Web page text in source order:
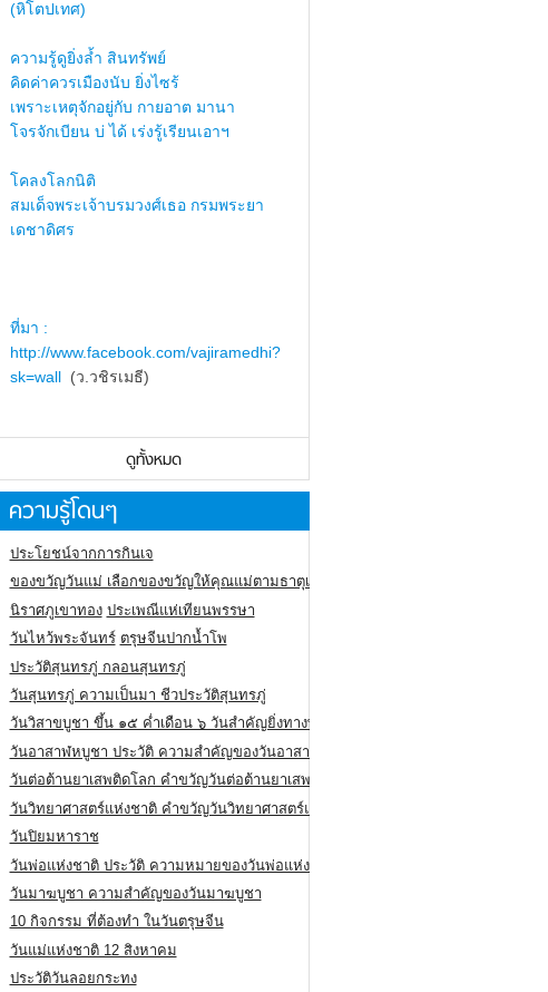
(หิโตปเทศ)
ความรู้ดูยิ่งล้ำ สินทรัพย์
คิดค่าควรเมืองนับ ยิ่งไซร้
เพราะเหตุจักอยู่กับ กายอาต มานา
โจรจักเบียน บ่ ได้ เร่งรู้เรียนเอาฯ
โคลงโลกนิติ
สมเด็จพระเจ้าบรมวงศ์เธอ กรมพระยา
เดชาดิศร
ที่มา :
http://www.facebook.com/vajiramedhi?
sk=wall(ว.วชิรเมธี)
ดูทั้งหมด
ความรู้โดนๆ
ประโยชน์จากการกินเจ
ของขวัญวันแม่ เลือกของขวัญให้คุณแม่ตามธาตุเกิด
นิราศภูเขาทอง ประเพณีแห่เทียนพรรษา
วันไหว้พระจันทร์ ตรุษจีนปากน้ำโพ
ประวัติสุนทรภู่ กลอนสุนทรภู่
วันสุนทรภู่ ความเป็นมา ชีวประวัติสุนทรภู่
วันวิสาขบูชา ขึ้น ๑๕ ค่ำเดือน ๖ วันสำคัญยิ่งทางพระพุทธศาสนา
วันอาสาฬหบูชา ประวัติ ความสําคัญของวันอาสาฬหบูชา
วันต่อต้านยาเสพติดโลก คำขวัญวันต่อต้านยาเสพติดสากล
วันวิทยาศาสตร์แห่งชาติ คำขวัญวันวิทยาศาสตร์แห่งชาติ
วันปิยมหาราช
วันพ่อแห่งชาติ ประวัติ ความหมายของวันพ่อแห่งชาติ
วันมาฆบูชา ความสำคัญของวันมาฆบูชา
10 กิจกรรม ที่ต้องทำ ในวันตรุษจีน
วันแม่แห่งชาติ 12 สิงหาคม
ประวัติวันลอยกระทง